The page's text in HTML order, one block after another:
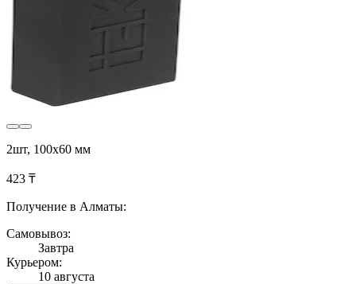
2шт, 100х60 мм
423 ₸
Получение в Алматы:
Самовывоз:
Завтра
Курьером:
10 августа